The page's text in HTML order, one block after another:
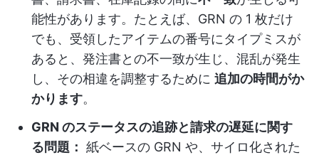
能性があります。たとえば、GRN の 1 枚だけ
でも、受領したアイテムの番号にタイプミスが
あると、発注書との不一致が生じ、混乱が発生
し、その相違を調整するために 追加の時間がか
かります。
GRN のステータスの追跡と請求の遅延に関す
る問題： 紙ベースの GRN や、サイロ化された